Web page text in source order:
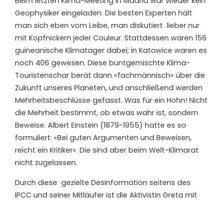
Geophysiker eingeladen. Die besten Experten hält
man sich eben vom Leibe, man diskutiert lieber nur
mit Kopfnickern jeder Couleur. Stattdessen waren 156
guineanische Klimatager dabei; in Katowice waren es
noch 406 gewesen. Diese buntgemischte Klima-
Touristenschar berät dann «fachmännisch» über die
Zukunft unseres Planeten, und anschließend werden
Mehrheitsbeschlüsse gefasst. Was für ein Hohn! Nicht
die Mehrheit bestimmt, ob etwas wahr ist, sondern
Beweise. Albert Einstein (1879-1955) hatte es so
formuliert: «Bei guten Argumenten und Beweisen,
reicht ein Kritiker». Die sind aber beim Welt-Klimarat
nicht zugelassen.
Durch diese gezielte Desinformation seitens des
IPCC und seiner Mitläufer ist die Aktivistin Greta mit